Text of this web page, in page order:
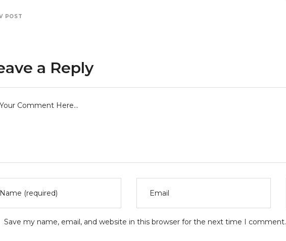
POST
a Reply
Save my name, email, and website in this browser for the next time I comment.